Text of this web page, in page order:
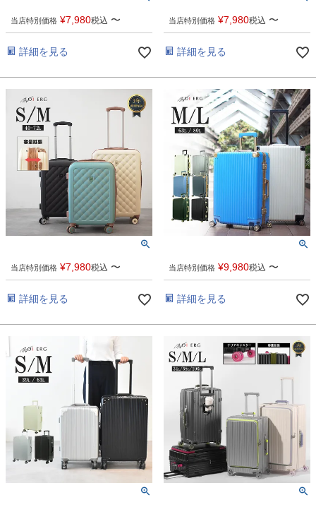
当店特別価格 ¥7,980税込 〜
詳細を見る
当店特別価格 ¥7,980税込 〜
詳細を見る
当店特別価格 ¥7,980税込 〜
詳細を見る
当店特別価格 ¥9,980税込 〜
詳細を見る